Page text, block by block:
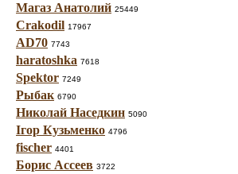
Магаз Анатолий 25449
Crakodil 17967
AD70 7743
haratoshka 7618
Spektor 7249
Рыбак 6790
Николай Наседкин 5090
Ігор Кузьменко 4796
fischer 4401
Борис Ассеев 3722